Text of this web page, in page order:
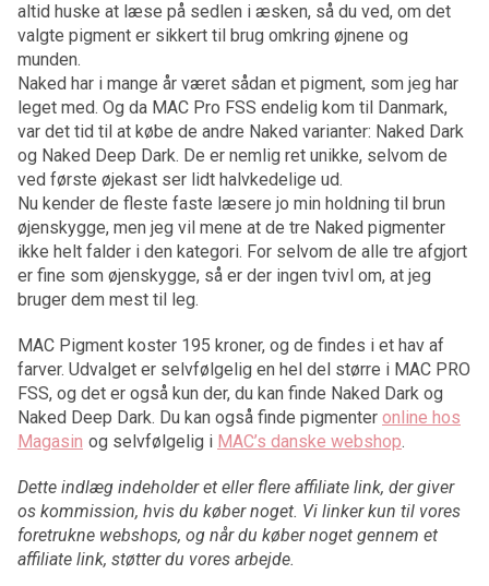
altid huske at læse på sedlen i æsken, så du ved, om det
valgte pigment er sikkert til brug omkring øjnene og
munden.
Naked har i mange år været sådan et pigment, som jeg har
leget med. Og da MAC Pro FSS endelig kom til Danmark,
var det tid til at købe de andre Naked varianter: Naked Dark
og Naked Deep Dark. De er nemlig ret unikke, selvom de
ved første øjekast ser lidt halvkedelige ud.
Nu kender de fleste faste læsere jo min holdning til brun
øjenskygge, men jeg vil mene at de tre Naked pigmenter
ikke helt falder i den kategori. For selvom de alle tre afgjort
er fine som øjenskygge, så er der ingen tvivl om, at jeg
bruger dem mest til leg.
MAC Pigment koster 195 kroner, og de findes i et hav af
farver. Udvalget er selvfølgelig en hel del større i MAC PRO
FSS, og det er også kun der, du kan finde Naked Dark og
Naked Deep Dark. Du kan også finde pigmenter online hos
Magasin og selvfølgelig i MAC’s danske webshop.
Dette indlæg indeholder et eller flere affiliate link, der giver
os kommission, hvis du køber noget. Vi linker kun til vores
foretrukne webshops, og når du køber noget gennem et
affiliate link, støtter du vores arbejde.